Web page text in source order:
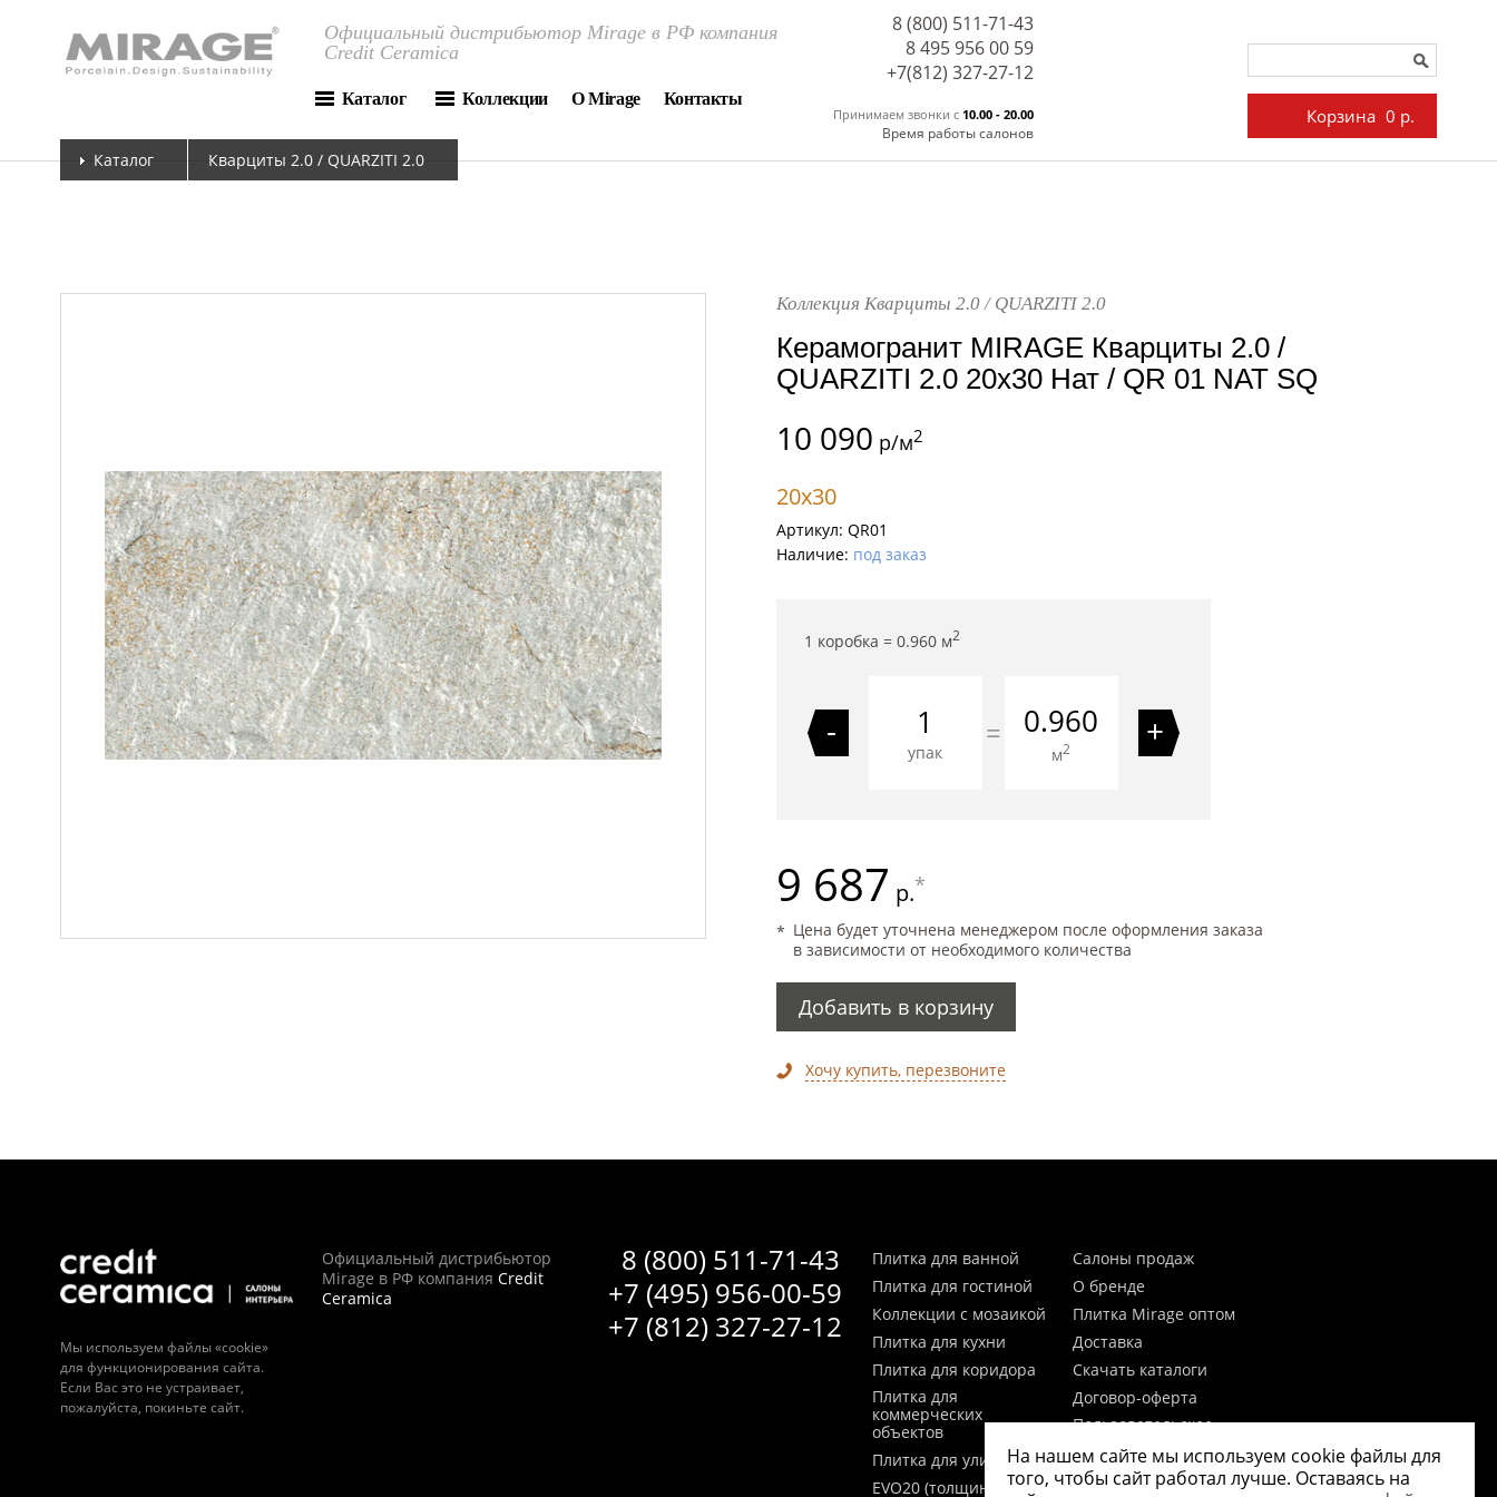
Официальный дистрибьютор Mirage в РФ компания
Credit Ceramica
Каталог Коллекции О Mirage Контакты
8 (800) 511-71-43
8 495 956 00 59
Принимаем звонки c 10.00 - 20.00
Время работы салонов
+7(812) 327-27-12
Корзина 0 р.
Каталог Кварциты 2.0 / QUARZITI 2.0
Коллекция Кварциты 2.0 / QUARZITI 2.0
Керамогранит MIRAGE Кварциты 2.0 /
QUARZITI 2.0 20x30 Нат / QR 01 NAT SQ
10 090 р/м2
20x30
Артикул: QR01
Наличие: под заказ
1 коробка = 0.960м2
-
упак
= 0.960
м2 +
9 687 р.*
Цена будет уточнена менеджером после оформления заказа
в зависимости от необходимого количества
Добавить в корзину
Хочу купить, перезвоните
Мы используем файлы «cookie»
для функционирования сайта.
Если Вас это не устраивает,
пожалуйста, покиньте сайт.
8 (800) 511-71-43
+7 (495) 956-00-59
+7 (812) 327-27-12
Официальный дистрибьютор
Mirage в РФ компания Credit
Ceramica
Плитка для ванной
Плитка для гостиной
Коллекции с мозаикой
Плитка для кухни
Плитка для коридора
Плитка для
коммерческих
объектов
Плитка для улицы
EVO20 (толщина 20мм)
Салоны продаж
О бренде
Плитка Mirage оптом
Доставка
Скачать каталоги
Договор-оферта
Пользовательское
Согласие на обработку
персональных данных
На нашем сайте мы используем cookie файлы для
того, чтобы сайт работал лучше. Оставаясь на